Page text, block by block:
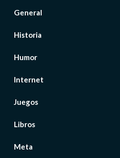
General
Historia
Humor
Internet
Juegos
Libros
Meta